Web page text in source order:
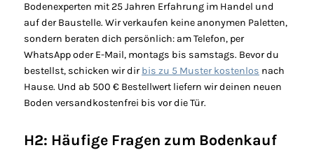
Bodenexperten mit 25 Jahren Erfahrung im Handel und
auf der Baustelle. Wir verkaufen keine anonymen Paletten,
sondern beraten dich persönlich: am Telefon, per
WhatsApp oder E-Mail, montags bis samstags. Bevor du
bestellst, schicken wir dirbis zu 5 Muster kostenlos nach
Hause. Und ab 500 € Bestellwert liefern wir deinen neuen
Boden versandkostenfrei bis vor die Tür.
H2: Häufige Fragen zum Bodenkauf